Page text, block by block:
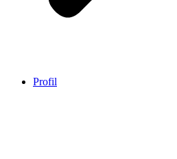
Profil